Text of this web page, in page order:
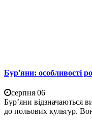
Бур'яни: особливості
серпня 06
Бур’яни відзначаються
до польових культур.